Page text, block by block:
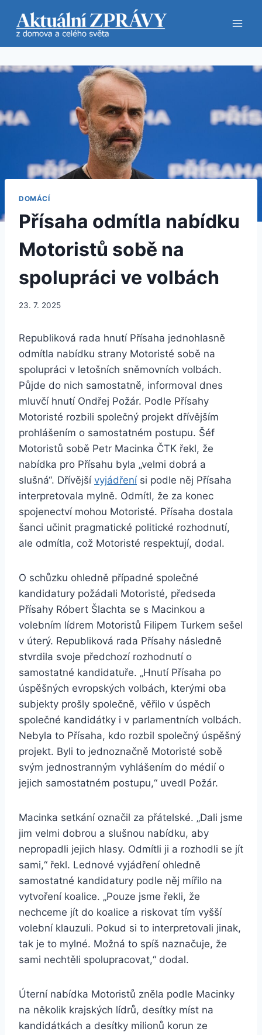
obsah
DOMÁCÍ
Přísaha odmítla nabídku
Motoristů sobě na
spolupráci ve volbách
23. 7. 2025
Republiková rada hnutí Přísaha jednohlasně
odmítla nabídku strany Motoristé sobě na
spolupráci v letošních sněmovních volbách.
Půjde do nich samostatně, informoval dnes
mluvčí hnutí Ondřej Požár. Podle Přísahy
Motoristé rozbili společný projekt dřívějším
prohlášením o samostatném postupu. Šéf
Motoristů sobě Petr Macinka ČTK řekl, že
nabídka pro Přísahu byla „velmi dobrá a
slušná“. Dřívější vyjádření si podle něj Přísaha
interpretovala mylně. Odmítl, že za konec
spojenectví mohou Motoristé. Přísaha dostala
šanci učinit pragmatické politické rozhodnutí,
ale odmítla, což Motoristé respektují, dodal.
O schůzku ohledně případné společné
kandidatury požádali Motoristé, předseda
Přísahy Róbert Šlachta se s Macinkou a
volebním lídrem Motoristů Filipem Turkem sešel
v úterý. Republiková rada Přísahy následně
stvrdila svoje předchozí rozhodnutí o
samostatné kandidatuře. „Hnutí Přísaha po
úspěšných evropských volbách, kterými oba
subjekty prošly společně, věřilo v úspěch
společné kandidátky i v parlamentních volbách.
Nebyla to Přísaha, kdo rozbil společný úspěšný
projekt. Byli to jednoznačně Motoristé sobě
svým jednostranným vyhlášením do médií o
jejich samostatném postupu,“ uvedl Požár.
Macinka setkání označil za přátelské. „Dali jsme
jim velmi dobrou a slušnou nabídku, aby
nepropadli jejich hlasy. Odmítli ji a rozhodli se jít
sami,“ řekl. Lednové vyjádření ohledně
samostatné kandidatury podle něj mířilo na
vytvoření koalice. „Pouze jsme řekli, že
nechceme jít do koalice a riskovat tím vyšší
volební klauzuli. Pokud si to interpretovali jinak,
tak je to mylné. Možná to spíš naznačuje, že
sami nechtěli spolupracovat,“ dodal.
Úterní nabídka Motoristů zněla podle Macinky
na několik krajských lídrů, desítky míst na
kandidátkách a desítky milionů korun ze